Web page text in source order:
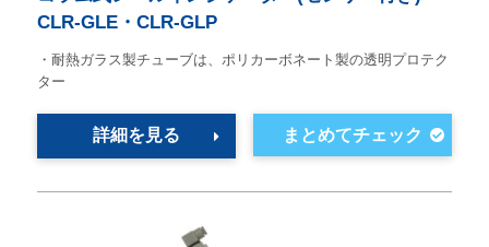
CLR-GLE・CLR-GLP
・耐熱ガラス製チューブは、ポリカーボネート製の透明プロテク
ター
詳細を見る